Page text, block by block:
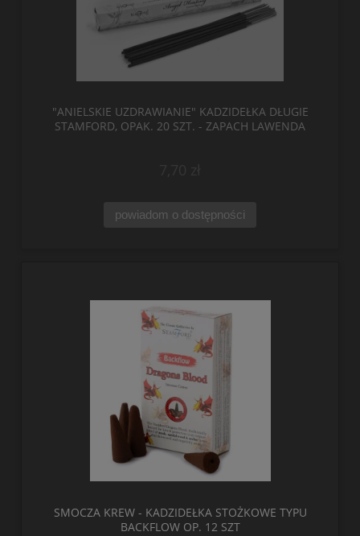
"ANIELSKIE UZDRAWIANIE" KADZIDEŁKA DŁUGIE
STAMFORD, OPAK. 20 SZT. - ZAPACH LAWENDA
powiadom o dostępności
SMOCZA KREW - KADZIDEŁKA STOŻKOWE TYPU
BACKFLOW OP. 12 SZT